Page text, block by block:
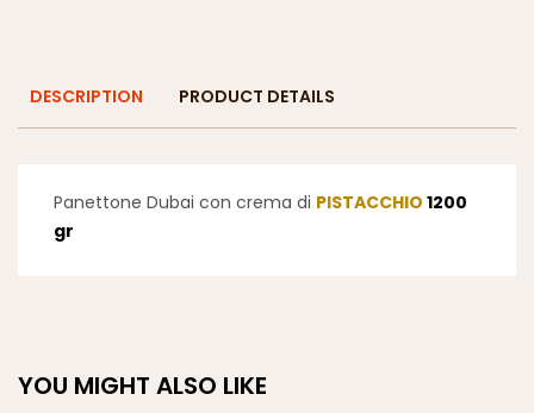
DESCRIPTION PRODUCT DETAILS
Panettone Dubai con crema di PISTACCHIO 1200
gr
YOU MIGHT ALSO LIKE